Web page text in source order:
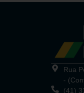
Rua
-
(41)